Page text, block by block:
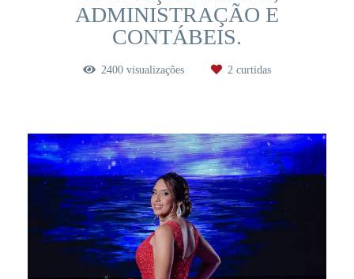
ADMINISTRAÇÃO E
CONTÁBEIS.
2400 visualizações 2 curtidas